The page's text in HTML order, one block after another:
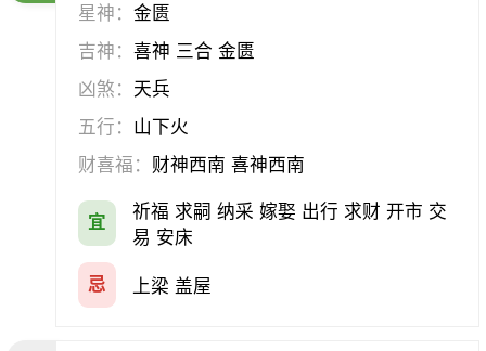
星神：金匮
吉神：喜神 三合 金匮
凶煞： 天兵
五行： 山下火
财喜福： 财神西南 喜神西南
宜
祈福 求嗣 纳采 嫁娶 出行 求财 开市 交
易 安床
忌 上梁 盖屋